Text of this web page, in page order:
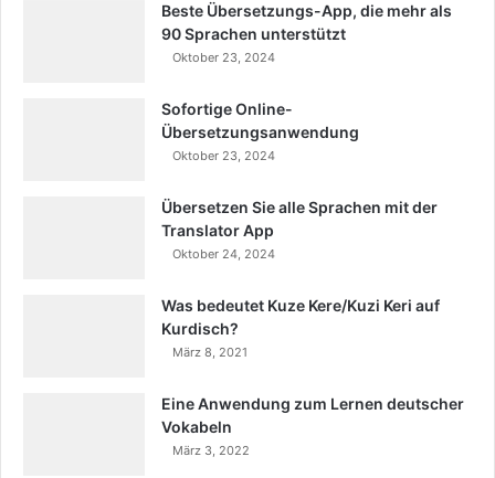
Beste Übersetzungs-App, die mehr als
90 Sprachen unterstützt
Oktober 23, 2024
Sofortige Online-
Übersetzungsanwendung
Oktober 23, 2024
Übersetzen Sie alle Sprachen mit der
Translator App
Oktober 24, 2024
Was bedeutet Kuze Kere/Kuzi Keri auf
Kurdisch?
März 8, 2021
Eine Anwendung zum Lernen deutscher
Vokabeln
März 3, 2022